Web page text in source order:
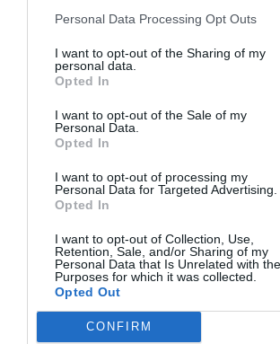
Personal Data Processing Opt Outs
I want to opt-out of the Sharing of my
personal data.
Opted In
I want to opt-out of the Sale of my
Personal Data.
Opted In
I want to opt-out of processing my
Personal Data for Targeted Advertising.
Opted In
I want to opt-out of Collection, Use,
Retention, Sale, and/or Sharing of my
Personal Data that Is Unrelated with the
Purposes for which it was collected.
Opted Out
CONFIRM
RELACIONADES
Salten les alarmes al sector